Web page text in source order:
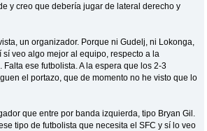
y creo que debería jugar de lateral derecho y
un organizador. Porque ni Gudelj, ni Lokonga,
veo algo mejor al equipo, respecto a la
Falta ese futbolista. A la espera que los 2-3
el portazo, que de momento no he visto que lo
que entre por banda izquierda, tipo Bryan Gil.
tipo de futbolista que necesita el SFC y sí lo veo